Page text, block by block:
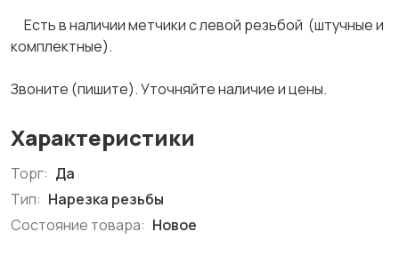
Есть в наличии метчики с левой резьбой (штучные и
комплектные).
Звоните (пишите). Уточняйте наличие и цены.
Характеристики
Торг: Да
Тип: Нарезка резьбы
Состояние товара: Новое